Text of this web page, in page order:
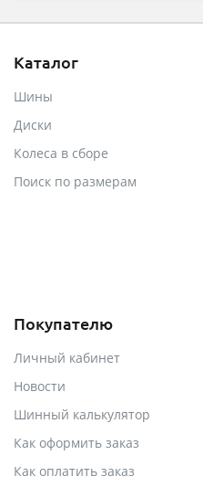
Каталог
Шины
Диски
Колеса в сборе
Поиск по размерам
Покупателю
Личный кабинет
Новости
Шинный калькулятор
Как оформить заказ
Как оплатить заказ